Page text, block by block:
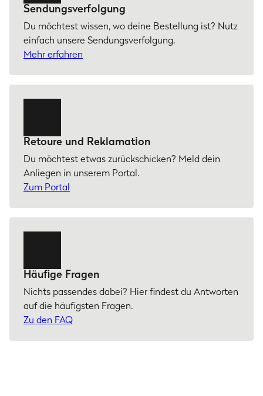
Sendungsverfolgung
Du möchtest wissen, wo deine Bestellung ist? Nutz
einfach unsere Sendungsverfolgung.
Mehr erfahren
Retoure und Reklamation
Du möchtest etwas zurückschicken? Meld dein
Anliegen in unserem Portal.
Zum Portal
Häufige Fragen
Nichts passendes dabei? Hier findest du Antworten
auf die häufigsten Fragen.
Zu den FAQ